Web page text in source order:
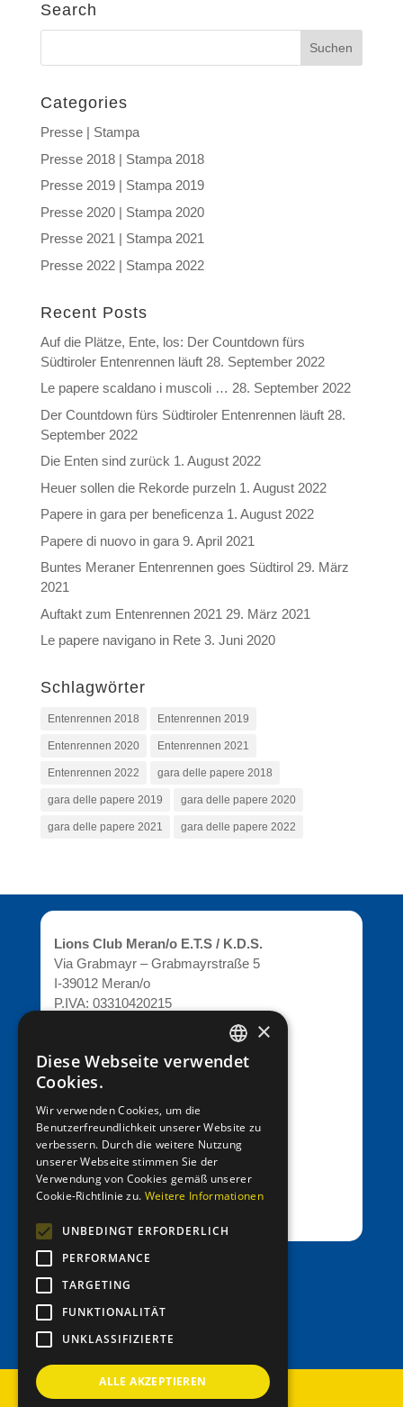
Search
Categories
Presse | Stampa
Presse 2018 | Stampa 2018
Presse 2019 | Stampa 2019
Presse 2020 | Stampa 2020
Presse 2021 | Stampa 2021
Presse 2022 | Stampa 2022
Recent Posts
Auf die Plätze, Ente, los: Der Countdown fürs
Südtiroler Entenrennen läuft 28. September 2022
Le papere scaldano i muscoli … 28. September 2022
Der Countdown fürs Südtiroler Entenrennen läuft 28.
September 2022
Die Enten sind zurück 1. August 2022
Heuer sollen die Rekorde purzeln 1. August 2022
Papere in gara per beneficenza 1. August 2022
Papere di nuovo in gara 9. April 2021
Buntes Meraner Entenrennen goes Südtirol 29. März
2021
Auftakt zum Entenrennen 2021 29. März 2021
Le papere navigano in Rete 3. Juni 2020
Schlagwörter
Entenrennen 2018 Entenrennen 2019
Entenrennen 2020 Entenrennen 2021
Entenrennen 2022 gara delle papere 2018
gara delle papere 2019 gara delle papere 2020
gara delle papere 2021 gara delle papere 2022
Lions Club Meran/o E.T.S / K.D.S.
Via Grabmayr – Grabmayrstraße 5
I-39012 Meran/o
P.IVA: 03310420215
www.lionsmeran.org
Bank: Raiffeisenkasse Algund
Fil.: Rennweg 42, 39012 Meran/o
IBAN: IT39C0811258591000303200680
SWIFT-BIC: RZSBIT21101
GERMAN
×
Diese Webseite verwendet
Cookies.
Wir verwenden Cookies, um die
Benutzerfreundlichkeit unserer Website zu
verbessern. Durch die weitere Nutzung
unserer Webseite stimmen Sie der
Verwendung von Cookies gemäß unserer
Cookie-Richtlinie zu. Weitere Informationen
UNBEDINGT ERFORDERLICH
PERFORMANCE
TARGETING
FUNKTIONALITÄT
UNKLASSIFIZIERTE
ALLE AKZEPTIEREN